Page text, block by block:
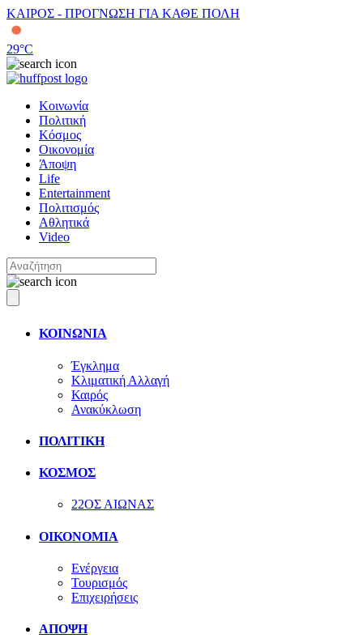
ΚΑΙΡΟΣ - ΠΡΟΓΝΩΣΗ ΓΙΑ ΚΑΘΕ ΠΟΛΗ
29°C
Κοινωνία
Πολιτική
Κόσμος
Οικονομία
Άποψη
Life
Entertainment
Πολιτισμός
Αθλητικά
Video
ΚΟΙΝΩΝΙΑ
Έγκλημα
Κλιματική Αλλαγή
Καιρός
Ανακύκλωση
ΠΟΛΙΤΙΚΗ
ΚΟΣΜΟΣ
22ΟΣ ΑΙΩΝΑΣ
ΟΙΚΟΝΟΜΙΑ
Ενέργεια
Τουρισμός
Επιχειρήσεις
ΑΠΟΨΗ